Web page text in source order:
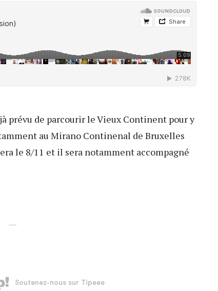
prévu de parcourir le Vieux Continent pour y
au Mirano Continenal de Bruxelles
le 8/11 et il sera notamment accompagné